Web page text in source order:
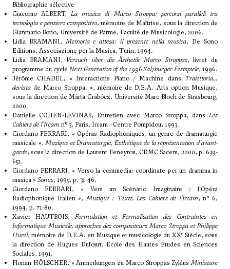
Bibliographie sélective
Giacomo ALBERT,La musica di Marco Stroppa: percorsi paralleli tra
tecnologia e pensiero compositivo, mémoire de Maîtrise, sous la direction de
Gianmario Borio, Université de Parme, Faculté de Musicologie, 2006.
Lidia BRAMANI, Memoria e attesa: il presente nella musica, De Sono
Editions, Associazione per la Musica, Turin, 1994.
Lidia BRAMANI, Versuch über die Ästhetik Marco Stroppas, livret du
programme du cycle Next Generation of the 1996 Salzburger Festspiele, 1996.
Jérôme CHADEL, « Interactions Piano / Machine dans Traiettoria...
deviata de Marco Stroppa. », mémoire de D.E.A. Arts option Musique,
sous la direction de Márta Grabócz, Université Marc Bloch de Strasbourg,
2000.
Danielle COHEN-LEVINAS, Entretien avec Marco Stroppa, dans Les
Cahiers de l’Ircam n° 3, Paris, Ircam - Centre Pompidou, 1993.
Giordano FERRARI, « Opéras Radiophoniques, un genre de dramaturgie
musicale »,Musique et Dramaturgie, Esthétique de la représentation d'avant-
garde, sous la direction de Laurent Feneyrou, CDMC Sacem, 2000, p. 639-
651.
Giordano FERRARI, « Verso la commedia: coordinate per un dramma in
musica » Sonus, 1995, p. 31-46.
Giordano FERRARI, « Vers un Scénario Imaginaire : l'Opéra
Radiophonique Italien », Musique : Texte, Les Cahiers de l'Ircam, n° 6,
1994, p. 71-80.
Xavier HAUTBOIS, Formulation et Formalisation des Contraintes en
Informatique Musicale, approches des compositeurs Marco Stroppa et Philippe
Hurel, mémoire de D.E.A. en Musique et musicologie du XXeSiècle, sous
la direction de Hugues Dufourt, École des Hautes Études en Sciences
Sociales, 1991.
Florian HÖLSCHER, « Anmerkungen zu Marco Stroppas Zyklus Miniature